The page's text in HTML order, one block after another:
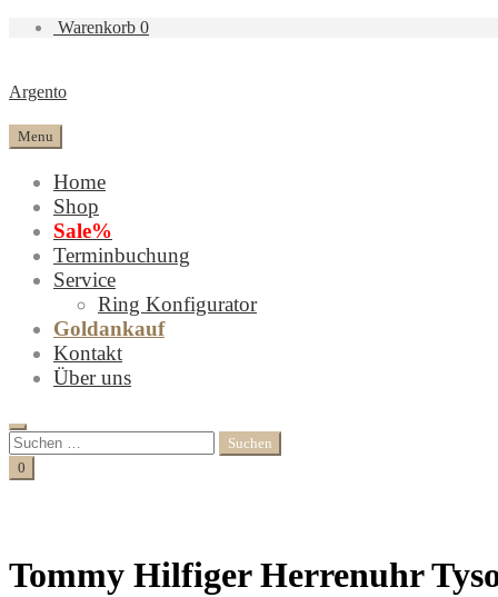
Warenkorb 0
Argento
Menu
Home
Shop
Sale%
Terminbuchung
Service
Ring Konfigurator
Goldankauf
Kontakt
Über uns
Search
Suchen
nach:
Cart
0
Tommy Hilfiger Herrenuhr